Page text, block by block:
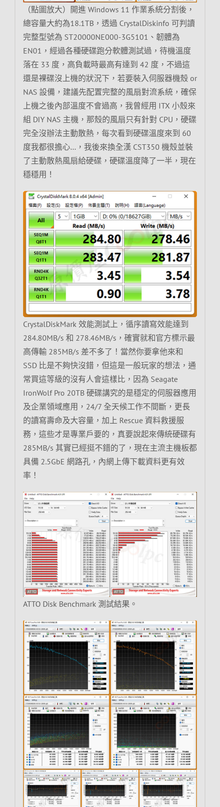
（點圖放大）開進 Windows 11 作業系統分割後，
總容量大約為18.1TB，透過 CrystalDiskinfo 可判讀
完整型號為 ST20000NE000-3G5101、韌體為
EN01，經過各種硬碟跑分軟體測試過，待機溫度
落在 33 度，高負載時最高有達到 42 度，不過這
還是裸碟沒上機的狀況下，若要裝入伺服器機殼 or
NAS 設備，建議先配置完整的風扇對流系統，確保
上機之後內部溫度不會過高，我曾經用 ITX 小殼來
組 DIY NAS 主機，那殼的風扇只有針對 CPU，硬碟
完全沒辦法主動散熱，每次看到硬碟溫度來到 60
度我都很擔心…，我後來換全漢 CST350 機殼並裝
了主動散熱風扇給硬碟，硬碟溫度降了一半，現在
穩穩用！
CrystalDiskMark 效能測試上，循序讀寫效能達到
284.80MB/s 和 278.46MB/s，確實就和官方標示最
高傳輸 285MB/s 差不多了！當然你要拿他來和
SSD 比是不夠快沒錯，但這是一般玩家的想法，通
常買這等級的沒有人會這樣比，因為 Seagate
IronWolf Pro 20TB 硬碟講究的是穩定的伺服器應用
及企業領域應用，24/7 全天候工作不間斷，更長
的讀寫壽命及大容量，加上 Rescue 資料救援服
務，這些才是專業戶要的，真要說起來傳統硬碟有
285MB/s 其實已經挺不錯的了，現在主流主機板都
具備 2.5GbE 網路孔，內網上傳下載資料更有效
率！
ATTO Disk Benchmark 測試結果。